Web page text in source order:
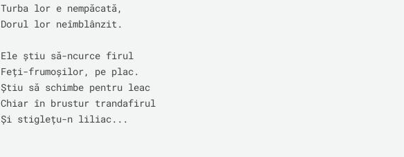
Turba lor e nempăcată,
Dorul lor neîmblânzit.
Ele știu să-ncurce firul
Feți-frumoșilor, pe plac.
Știu să schimbe pentru leac
Chiar în brustur trandafirul
Și stiglețu-n liliac...